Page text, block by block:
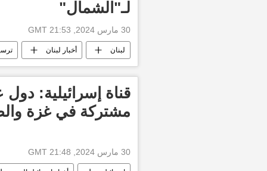
لـ"الشمال"
30 مارس 2024, 21:53 GMT
لبنان أخبار لبنان
أخبار إسرائيل اليوم العالم
التصعيد العسكري بين غزة وإسرائيل
قناة إسرائيلية:
مشتركة في غزة
30 مارس 2024, 21:48 GMT